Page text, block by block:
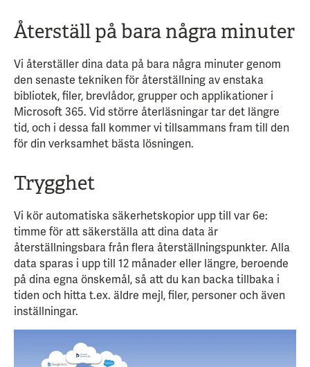
Återställ på bara några minuter
Vi återställer dina data på bara några minuter genom
den senaste tekniken för återställning av enstaka
bibliotek, filer, brevlådor, grupper och applikationer i
Microsoft 365. Vid större återläsningar tar det längre
tid, och i dessa fall kommer vi tillsammans fram till den
för din verksamhet bästa lösningen.
Trygghet
Vi kör automatiska säkerhetskopior upp till var 6e:
timme för att säkerställa att dina data är
återställningsbara från flera återställningspunkter. Alla
data sparas i upp till 12 månader eller längre, beroende
på dina egna önskemål, så att du kan backa tillbaka i
tiden och hitta t.ex. äldre mejl, filer, personer och även
inställningar.